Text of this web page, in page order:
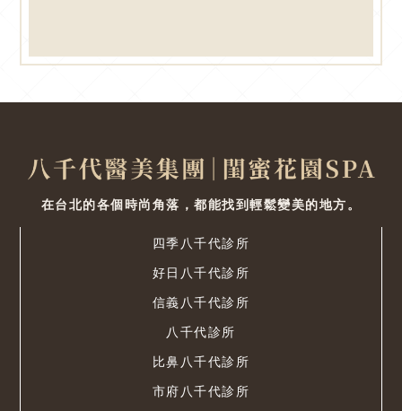
在台北的各個時尚角落，都能找到輕鬆變美的地方。
四季八千代診所
好日八千代診所
信義八千代診所
八千代診所
比鼻八千代診所
市府八千代診所